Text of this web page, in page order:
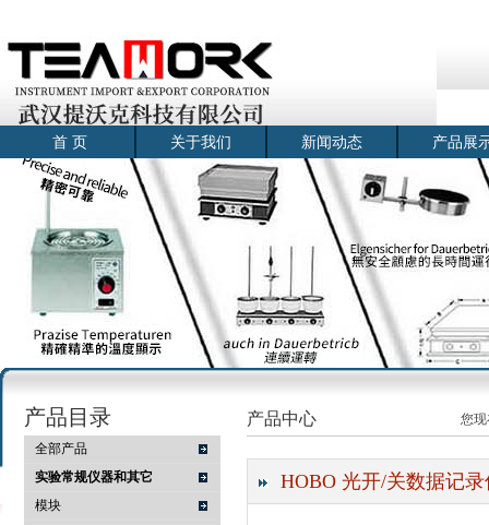
首 页 关于我们 新闻动态 产品展
产品目录
全部产品
实验常规仪器和其它
模块
产品中心 您
HOBO 光开/关数据记录